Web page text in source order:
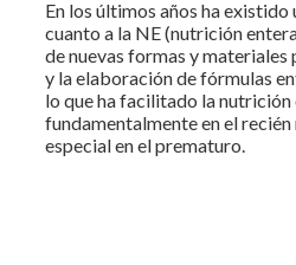
En los últimos años ha existido
cuanto a la NE (nutrición
de nuevas formas y materiales
y la elaboración de fórmulas
lo que ha facilitado la nutrición
fundamentalmente en el recién
especial en el prematuro.